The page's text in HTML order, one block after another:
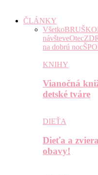
ČLÁNKY
VšetkoBRUŠKO
návšteveOtec
na dobrú noc
KNIHY
Vianočná
detské tváre
DIEŤA
Dieťa a
obavy!